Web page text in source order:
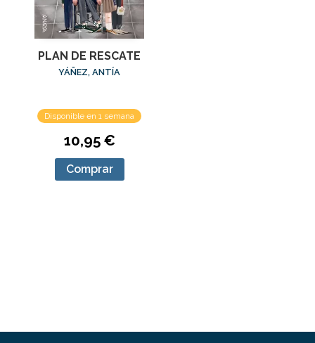
PLAN DE RESCATE
YÁÑEZ, ANTÍA
Disponible en 1 semana
10,95 €
Comprar